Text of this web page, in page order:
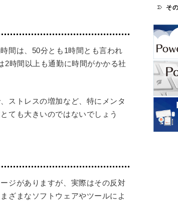
間は、50分とも1時間とも言われ
2時間以上も通勤に時間がかかる社
ストレスの増加など、 特にメンタ
ても大きいのではないでしょう
ジがありますが、実際はその反対
ざまなソフトウェアやツールによ
そ